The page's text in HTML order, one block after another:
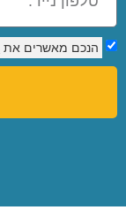
הנכם מאשרים את